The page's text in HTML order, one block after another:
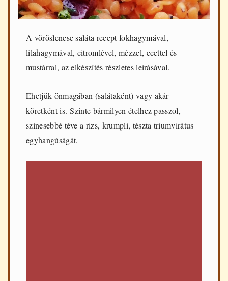
A vöröslencse saláta recept fokhagymával,
lilahagymával, citromlével, mézzel, ecettel és
mustárral, az elkészítés részletes leírásával.
Ehetjük önmagában (salátaként) vagy akár
köretként is. Szinte bármilyen ételhez passzol,
színesebbé téve a rizs, krumpli, tészta triumvirátus
egyhangúságát.